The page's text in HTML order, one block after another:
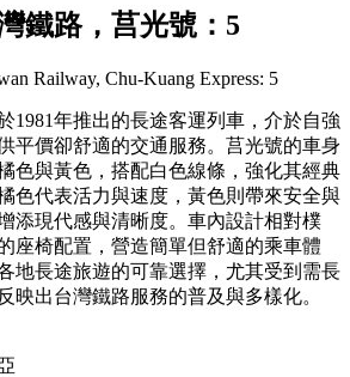
鐵路，莒光號：5
Railway, Chu-Kuang Express: 5
1981年推出的長途客運列車，介於自強
平價卻舒適的交通服務。莒光號的車身
色與黃色，搭配白色線條，強化其經典
色代表活力與速度，黃色則帶來安全與
添現代感與清晰度。車內設計相對樸
座椅配置，營造簡單但舒適的乘車體
地長途旅遊的可靠選擇，尤其受到需長
映出台灣鐵路服務的普及與多樣化。